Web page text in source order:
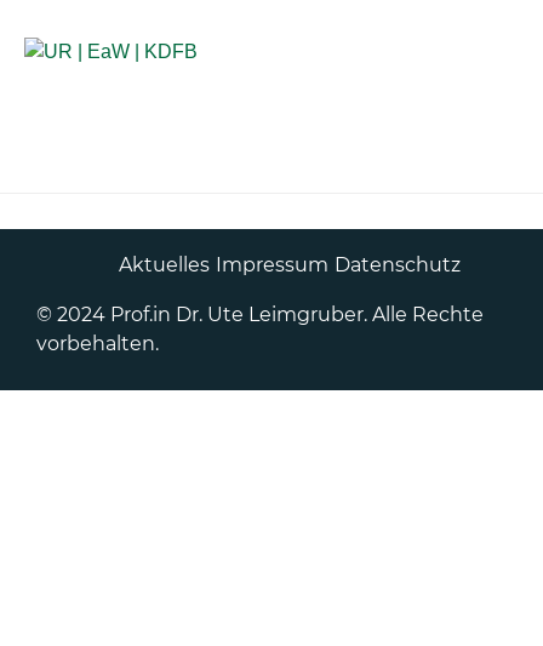
Aktuelles Impressum Datenschutz
© 2024 Prof.in Dr. Ute Leimgruber. Alle Rechte
vorbehalten.